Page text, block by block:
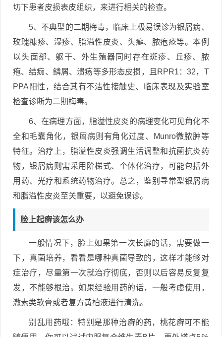
切下患者皮损表皮组织，来进行相关的检查。
5、不典型的二期梅毒，临床上极易误诊为银屑病、
玫瑰糠疹、湿疹、脂溢性皮炎、头癣、脓疱疮等。本例
以头面部、躯干、外生殖器同时存在斑疹、丘疹、脓
疱、结痂、鳞屑、溃疡等多形态皮损，且RPR1：32，T
PPA阳性，结合其有不洁性接触史、临床表现及实验室
检查诊断为二期梅毒。
6、在病理方面，脂溢性皮炎的病理变化可见角化不
全和毛囊角化，银屑病则有角化过度、Munro微脓肿等
特征。治疗上，脂溢性皮炎强调生活调整和抗菌抗炎药
物，银屑病则需采用阶梯式、个体化治疗，可能包括外
用药、光疗和系统药物治疗。总之，鉴别寻常型银屑病
和脂溢性皮炎至关重要，以避免误诊。
脸上起癣该怎么办
一般情况下，脸上如果第一次长廯的话，需要做一
下，真菌培养，看看是哪种真菌导致的，这样才能够对
症治疗，尽量第一次就治疗彻底，否则以后容易反复复
发，不能够根治。如果经验用药的话，一般考虑使用，
激素类软膏或者复方黄柏液进行清洗。
别乱用药哦：特别是那种治癣的药，桃花癣可不能